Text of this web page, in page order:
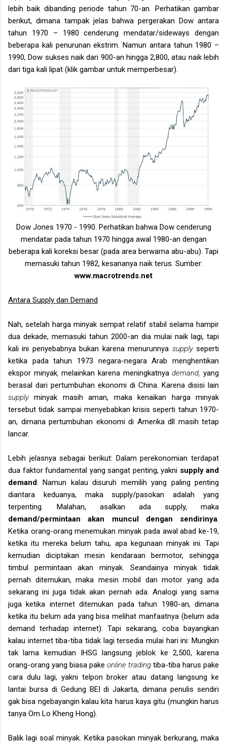
lebih baik dibanding periode tahun 70-an. Perhatikan gambar
berikut, dimana tampak jelas bahwa pergerakan Dow antara
tahun 1970 – 1980 cenderung mendatar/sideways dengan
beberapa kali penurunan ekstrim. Namun antara tahun 1980 –
1990, Dow sukses naik dari 900-an hingga 2,800, atau naik lebih
dari tiga kali lipat (klik gambar untuk memperbesar).
Dow Jones 1970 - 1990. Perhatikan bahwa Dow cenderung
mendatar pada tahun 1970 hingga awal 1980-an dengan
beberapa kali koreksi besar (pada area berwarna abu-abu). Tapi
memasuki tahun 1982, kesananya naik terus. Sumber:
www.macrotrends.net
Antara Supply dan Demand
Nah, setelah harga minyak sempat relatif stabil selama hampir
dua dekade, memasuki tahun 2000-an dia mulai naik lagi, tapi
kali ini penyebabnya bukan karena menurunnya supplyseperti
ketika pada tahun 1973 negara-negara Arab menghentikan
ekspor minyak,melainkan karena meningkatnyademand,yang
berasal dari pertumbuhan ekonomi di China. Karena disisi lain
supplyminyak masih aman, maka kenaikan harga minyak
tersebut tidak sampai menyebabkan krisis seperti tahun 1970-
an, dimana pertumbuhan ekonomi di Amerika dll masih tetap
lancar.
Lebih jelasnya sebagai berikut: Dalam perekonomian terdapat
dua faktor fundamental yang sangat penting, yakni supply and
demand . Namun kalau disuruh memilih yang paling penting
diantara keduanya, maka supply/pasokan adalah yang
terpenting. Malahan, asalkan ada supply, maka
demand/permintaan akan muncul dengan sendirinya
Ketika orang-orang menemukan minyak pada awal abad ke-19,
ketika itu mereka belum tahu, apa kegunaan minyak ini. Tapi
kemudian diciptakan mesin kendaraan bermotor, sehingga
timbul permintaan akan minyak. Seandainya minyak tidak
pernah ditemukan, maka mesin mobil dan motor yang ada
sekarang ini juga tidak akan pernah ada. Analogi yang sama
juga ketika internet ditemukan pada tahun 1980-an, dimana
ketika itu belum ada yang bisa melihat manfaatnya (belum ada
demand terhadap internet). Tapi sekarang, coba bayangkan
kalau internet tiba-tiba tidak lagi tersedia mulai hari ini: Mungkin
tak lama kemudian IHSG langsung jeblok ke 2,500, karena
orang-orang yang biasa pake online trading tiba-tiba harus pake
cara dulu lagi, yakni telpon broker atau datang langsung ke
lantai bursa di Gedung BEI di Jakarta, dimana penulis sendiri
gak bisa ngebayangin kalau kita harus kaya gitu (mungkin harus
tanya Om Lo Kheng Hong).
Balik lagi soal minyak. Ketika pasokan minyak berkurang, maka